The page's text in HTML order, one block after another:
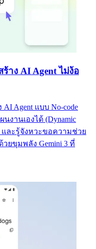
ร้าง AI Agent ไม่ง้อ
Agent แบบ No-code
งานเองได้ (Dynamic
และรู้จังหวะขอความช่วย
ยขุมพลัง Gemini 3 ที่